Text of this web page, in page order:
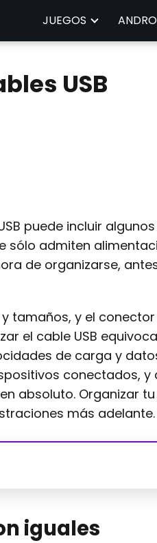
JUEGOS
USB
puede incluir
sólo admiten
de organizarse,
tamaños, y el
el cable USB
de carga y
conectados, y
absoluto. Organizar
más adelante.
iguales